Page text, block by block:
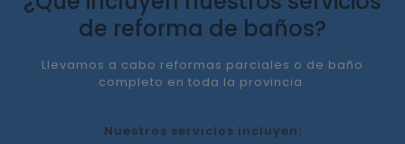
de reforma de baños?
Llevamos a cabo reformas parciales o de baño
completo en toda la provincia.
Nuestros servicios incluyen: